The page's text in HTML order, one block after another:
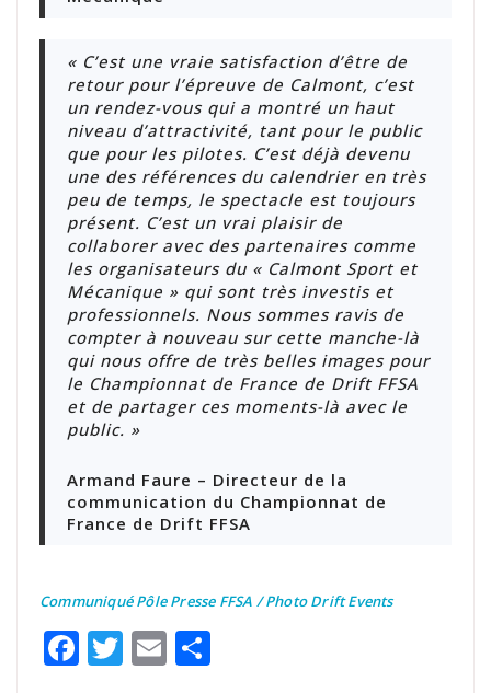
« C’est une vraie satisfaction d’être de
retour pour l’épreuve de Calmont, c’est
un rendez-vous qui a montré un haut
niveau d’attractivité, tant pour le public
que pour les pilotes. C’est déjà devenu
une des références du calendrier en très
peu de temps, le spectacle est toujours
présent. C’est un vrai plaisir de
collaborer avec des partenaires comme
les organisateurs du « Calmont Sport et
Mécanique » qui sont très investis et
professionnels. Nous sommes ravis de
compter à nouveau sur cette manche-là
qui nous offre de très belles images pour
le Championnat de France de Drift FFSA
et de partager ces moments-là avec le
public. »
Armand Faure – Directeur de la
communication du Championnat de
France de Drift FFSA
Communiqué Pôle Presse FFSA / Photo Drift Events
Facebook
Twitter
Email